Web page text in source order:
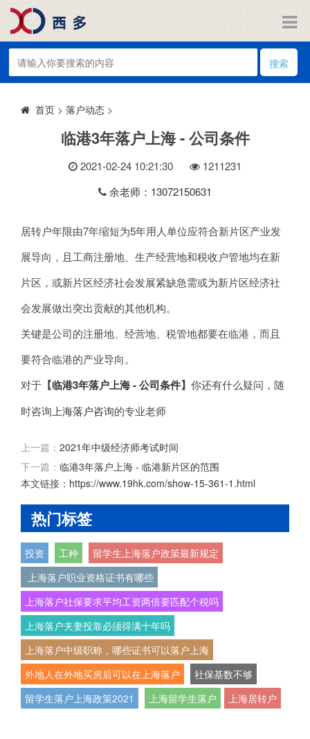
搜索
首页 > 落户动态 >
临港3年落户上海 - 公司条件
2021-02-24 10:21:30 1211231
余老师：13072150631
居转户年限由7年缩短为5年用人单位应符合新片区产业发
展导向，且工商注册地、生产经营地和税收户管地均在新
片区，或新片区经济社会发展紧缺急需或为新片区经济社
会发展做出突出贡献的其他机构。
关键是公司的注册地、经营地、税管地都要在临港，而且
要符合临港的产业导向。
对于 【临港3年落户上海 - 公司条件】 你还有什么疑问，随
时咨询 上海落户咨询的专业老师
上一篇： 2021年中级经济师考试时间
下一篇： 临港3年落户上海 - 临港新片区的范围
本文链接： https://www.19hk.com/show-15-361-1.html
热门标签
投资 工种
留学生上海落户政策最新规定
上海落户职业资格证书有哪些
上海落户社保要求平均工资两倍要匹配个税吗
上海落户夫妻投靠必须得满十年吗
上海落户中级职称，哪些证书可以落户上海
外地人在外地买房后可以在上海落户
社保基数不够
留学生落户上海政策2021
上海留学生落户 上海居转户